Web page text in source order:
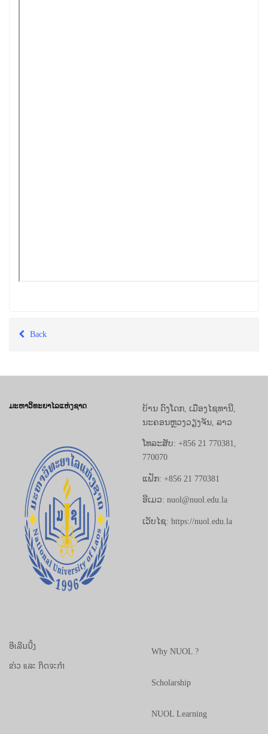
Back
ມະຫາວິທະຍາໄລແຫ່ງຊາດ
ບ້ານ ດົງໂດກ, ເມືອງໄຊທານີ,
ນະຄອນຫຼວງວຽງຈັນ, ລາວ
ໂທລະສັບ: +856 21 770381,
770070
ແຟັກ: +856 21 770381
ອີເມວ: nuol@nuol.edu.la
ເວັບໄຊ: https://nuol.edu.la
ອີເລີນນີ້ງ
ຂ່າວ ແລະ ກິດຈະກຳ
Why NUOL ?
Scholarship
NUOL Learning